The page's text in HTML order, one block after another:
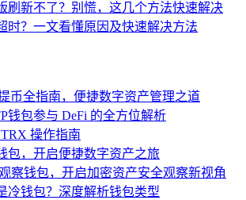
刷新不了？别慌，这几个方法快速解决
时？一文看懂原因及快速解决方法
币全指南，便捷数字资产管理之道
钱包参与 DeFi 的全方位解析
操作指南
包，开启便捷数字资产之旅
观察钱包，开启加密资产安全观察新视角
冷钱包？深度解析钱包类型